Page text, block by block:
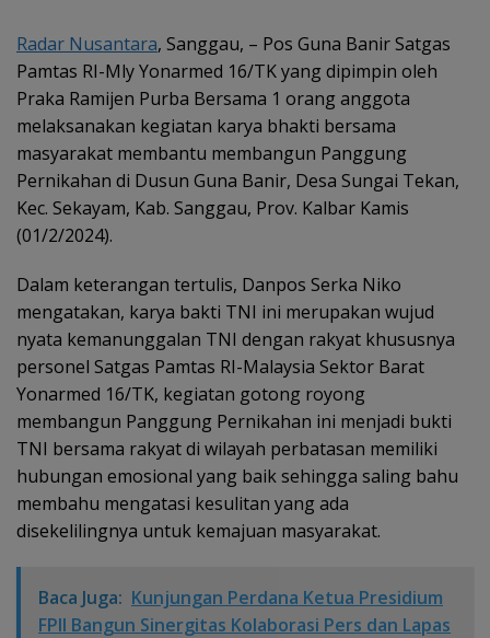
Radar Nusantara, Sanggau, – Pos Guna Banir Satgas
Pamtas RI-Mly Yonarmed 16/TK yang dipimpin oleh
Praka Ramijen Purba Bersama 1 orang anggota
melaksanakan kegiatan karya bhakti bersama
masyarakat membantu membangun Panggung
Pernikahan di Dusun Guna Banir, Desa Sungai Tekan,
Kec. Sekayam, Kab. Sanggau, Prov. Kalbar Kamis
(01/2/2024).
Dalam keterangan tertulis, Danpos Serka Niko
mengatakan, karya bakti TNI ini merupakan wujud
nyata kemanunggalan TNI dengan rakyat khususnya
personel Satgas Pamtas RI-Malaysia Sektor Barat
Yonarmed 16/TK, kegiatan gotong royong
membangun Panggung Pernikahan ini menjadi bukti
TNI bersama rakyat di wilayah perbatasan memiliki
hubungan emosional yang baik sehingga saling bahu
membahu mengatasi kesulitan yang ada
disekelilingnya untuk kemajuan masyarakat.
Baca Juga: Kunjungan Perdana Ketua Presidium
FPII Bangun Sinergitas Kolaborasi Pers dan Lapas